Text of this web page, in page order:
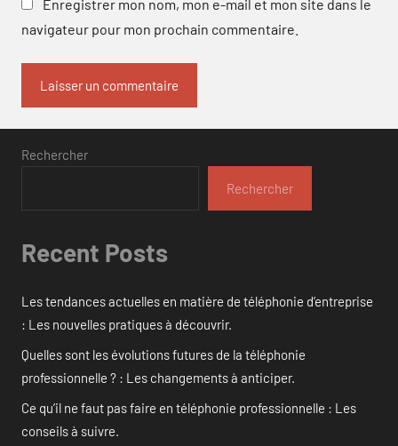
Enregistrer mon nom, mon e-mail et mon site dans le
navigateur pour mon prochain commentaire.
Rechercher
Rechercher
Recent Posts
Les tendances actuelles en matière de téléphonie d’entreprise
: Les nouvelles pratiques à découvrir.
Quelles sont les évolutions futures de la téléphonie
professionnelle ? : Les changements à anticiper.
Ce qu’il ne faut pas faire en téléphonie professionnelle : Les
conseils à suivre.